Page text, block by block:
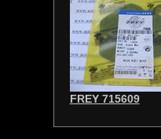
FREY 715609